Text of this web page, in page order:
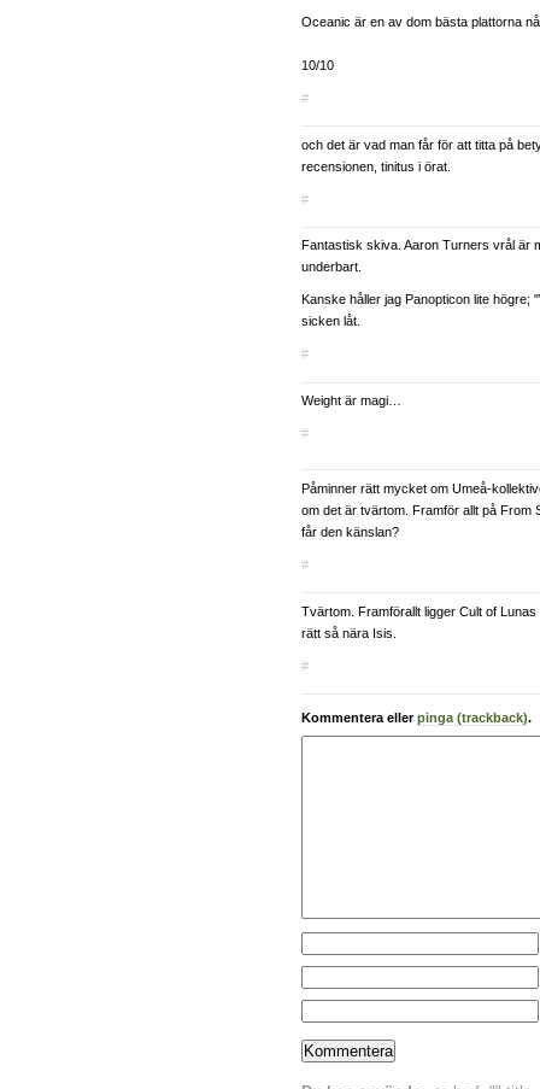
Oceanic är en av dom bästa plattorna
10/10
#
och det är vad man får för att titta på
recensionen, tinitus i örat.
#
Fantastisk skiva. Aaron Turners vrål är
underbart.
Kanske håller jag Panopticon lite
sicken låt.
#
Weight är magi…
#
Påminner rätt mycket om Umeå-
om det är tvärtom. Framför allt på From
får den känslan?
#
Tvärtom. Framförallt ligger Cult of Lunas
rätt så nära Isis.
#
Kommentera ellerpinga (trackback).